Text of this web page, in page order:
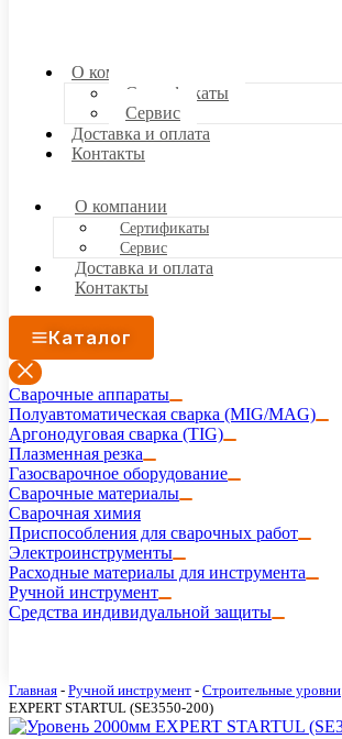
О компании
Сертификаты
Сервис
Доставка и оплата
Контакты
О компании
Сертификаты
Сервис
Доставка и оплата
Контакты
Каталог
Сварочные аппараты
Полуавтоматическая сварка (MIG/MAG)
Аргонодуговая сварка (TIG)
Плазменная резка
Газосварочное оборудование
Сварочные материалы
Сварочная химия
Приспособления для сварочных работ
Электроинструменты
Расходные материалы для инструмента
Ручной инструмент
Средства индивидуальной защиты
Главная - Ручной инструмент - Строительные уровни
EXPERT STARTUL (SE3550-200)